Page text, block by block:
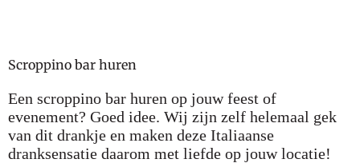
Scroppino bar huren
Een scroppino bar huren op jouw feest of
evenement? Goed idee. Wij zijn zelf helemaal gek
van dit drankje en maken deze Italiaanse
dranksensatie daarom met liefde op jouw locatie!